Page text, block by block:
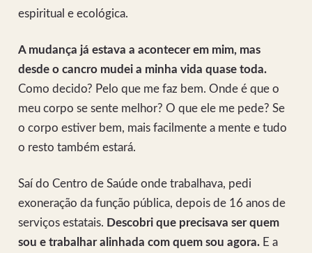
espiritual e ecológica.
A mudança já estava a acontecer em mim, mas
desde o cancro mudei a minha vida quase toda.
Como decido? Pelo que me faz bem. Onde é que o
meu corpo se sente melhor? O que ele me pede? Se
o corpo estiver bem, mais facilmente a mente e tudo
o resto também estará.
Saí do Centro de Saúde onde trabalhava, pedi
exoneração da função pública, depois de 16 anos de
serviços estatais. Descobri que precisava ser quem
sou e trabalhar alinhada com quem sou agora. E a